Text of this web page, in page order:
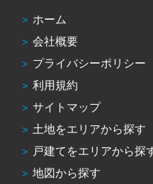
ホーム
会社概要
プライバシーポリシー
利用規約
サイトマップ
土地をエリアから探す
戸建てをエリアから探
地図から探す